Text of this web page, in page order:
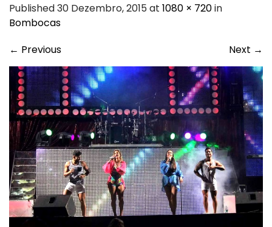
Published 30 Dezembro, 2015 at 1080 × 720in
Bombocas
← Previous Next →